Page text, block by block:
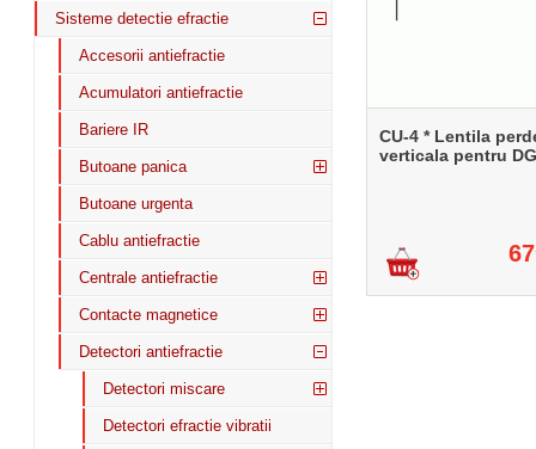
CU-4 * Lentila
verticala pentru
67
Sisteme detectie efractie
Accesorii antiefractie
Acumulatori antiefractie
Bariere IR
Butoane panica
Butoane urgenta
Cablu antiefractie
Centrale antiefractie
Contacte magnetice
Detectori antiefractie
Detectori miscare
Detectori efractie vibratii